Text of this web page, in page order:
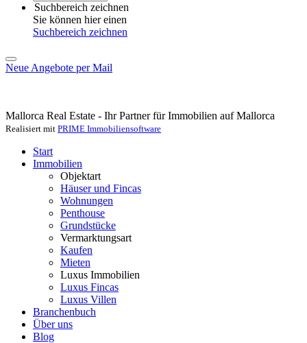
Suchbereich zeichnen
Sie können hier einen
Suchbereich zeichnen
Neue Angebote per Mail
Mallorca Real Estate - Ihr Partner für Immobilien auf Mallorca
Realisiert mit PRIME Immobiliensoftware
Start
Immobilien
Objektart
Häuser und Fincas
Wohnungen
Penthouse
Grundstücke
Vermarktungsart
Kaufen
Mieten
Luxus Immobilien
Luxus Fincas
Luxus Villen
Branchenbuch
Über uns
Blog